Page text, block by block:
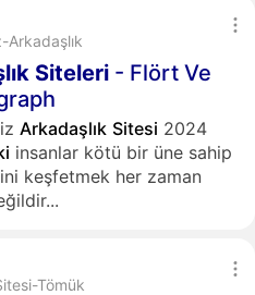
Siteleri - Flört Ve
Arkadaşlık Sitesi 2024
insanlar kötü bir üne sahip
keşfetmek her zaman
Tömük